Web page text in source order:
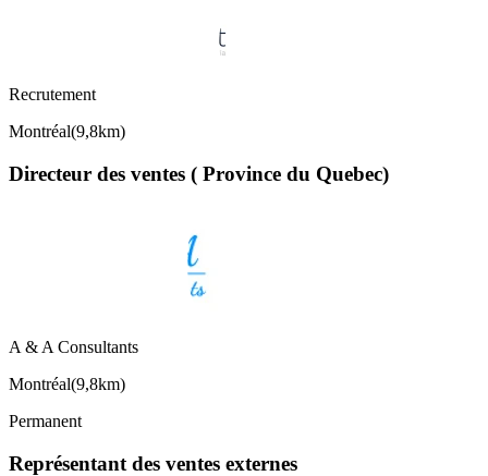
Recrutement
Montréal(9,8km)
Directeur des ventes ( Province du Quebec)
A & A Consultants
Montréal(9,8km)
Permanent
Représentant des ventes externes